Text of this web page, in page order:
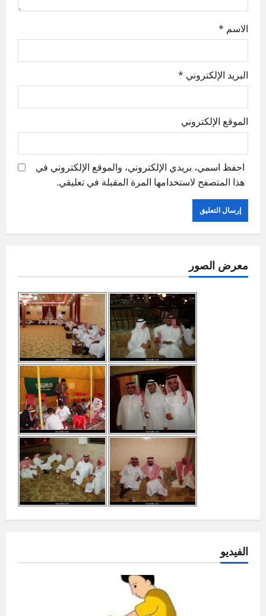
n
الاسم *
البريد الإلكتروني *
الموقع الإلكتروني
احفظ اسمي، بريدي الإلكتروني، والموقع الإلكتروني في
هذا المتصفح لاستخدامها المرة المقبلة في تعليقي.
معرض الصور
الفيديو